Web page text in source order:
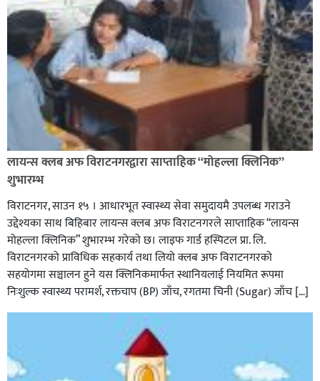
लायन्स क्लब अफ विराटनगरद्वारा साप्ताहिक “मोहल्ला क्लिनिक”
शुभारम्भ
विराटनगर, साउन १५ । आधारभूत स्वास्थ्य सेवा समुदायमै उपलब्ध गराउने
उद्देश्यका साथ बिहिबार लायन्स क्लब अफ विराटनगरले साप्ताहिक “लायन्स
मोहल्ला क्लिनिक” शुभारम्भ गरेकाे छ। लाइफ गार्ड हस्पिटल प्रा. लि.
विराटनगरको प्राविधिक सहकार्य तथा लियो क्लब अफ विराटनगरको
सहयोगमा सञ्चालन हुने यस क्लिनिकमार्फत स्थानियलाई नियमित रूपमा
निःशुल्क स्वास्थ्य परामर्श, रक्तचाप (BP) जाँच, रगतमा चिनी (Sugar) जाँच […]